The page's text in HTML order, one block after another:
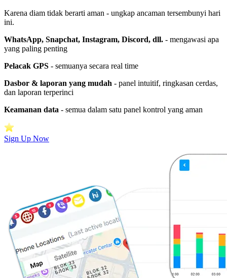
Karena diam tidak berarti aman - ungkap ancaman tersembunyi hari
ini.
WhatsApp, Snapchat, Instagram, Discord, dll. - mengawasi apa
yang paling penting
Pelacak GPS - semuanya secara real time
Dasbor & laporan yang mudah - panel intuitif, ringkasan cerdas,
dan laporan terperinci
Keamanan data - semua dalam satu panel kontrol yang aman
Sign Up Now